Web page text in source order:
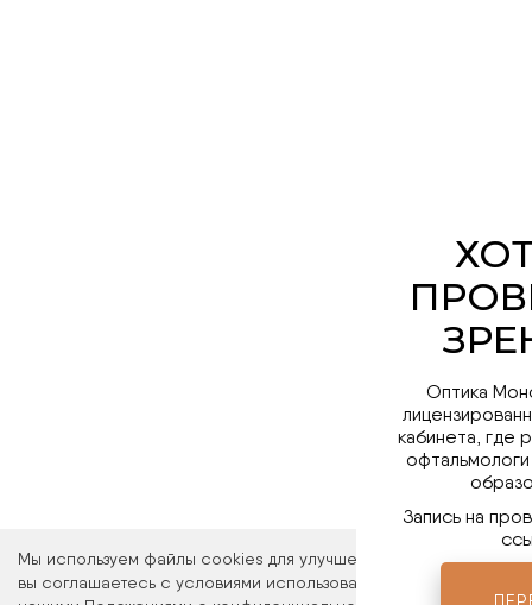
Мы используем файлы cookies для улучшения работы сайта.
вы соглашаетесь с условиями использования файлов cookies.
Оптика
кабинета, где
Запись на